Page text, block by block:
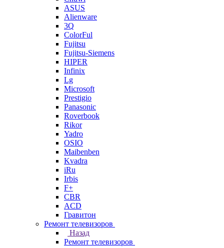
ASUS
Alienware
3Q
ColorFul
Fujitsu
Fujitsu-Siemens
HIPER
Infinix
Lg
Microsoft
Prestigio
Panasonic
Roverbook
Rikor
Yadro
OSIO
Maibenben
Kvadra
iRu
Irbis
F+
CBR
ACD
Гравитон
Ремонт телевизоров
Назад
Ремонт телевизоров